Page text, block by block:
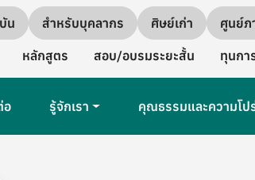
น สำหรับบุคลากร ศิษย์เก่า ศูนย์ภ
หลักสูตร สอบ/อบรมระยะสั้น ทุนกา
อ รู้จักเรา คุณธรรมและความโป